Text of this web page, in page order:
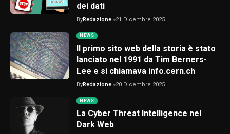
dei dati
ByRedazione 21 Dicembre 2025
NEWS
Il primo sito web della storia è stato
lanciato nel 1991 da Tim Berners-
Lee e si chiamava info.cern.ch
ByRedazione 20 Dicembre 2025
NEWS
La Cyber Threat Intelligence nel
Dark Web